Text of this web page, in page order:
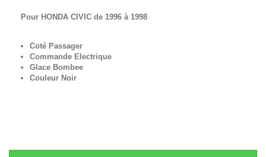
Pour HONDA CIVIC de 1996 à 1998
Coté Passager
Commande Electrique
Glace Bombee
Couleur Noir